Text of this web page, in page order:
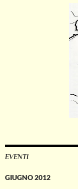
EVENTI
GIUGNO 2012